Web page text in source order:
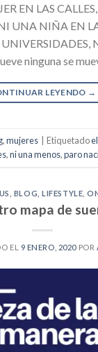
EN LAS
UNA NIÑA EN
ninguna se
LEYENDO →
,mujeres Etiquetado
,ni una menos,paro
BLOG ,LIFESTYLE ,
mapa de
EL 9 ENERO, 2020POR